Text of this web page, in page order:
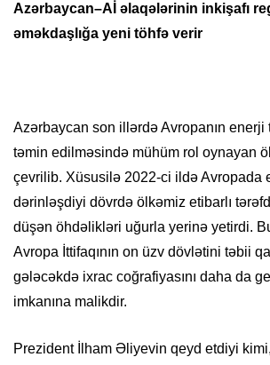
Azərbaycan–Aİ əlaqələrinin inkişafı
əməkdaşlığa yeni töhfə verir
Azərbaycan son illərdə Avropanın
təmin edilməsində mühüm rol oynayan
çevrilib. Xüsusilə 2022-ci ildə Avropada
dərinləşdiyi dövrdə ölkəmiz etibarlı
düşən öhdəlikləri uğurla yerinə yetirdi.
Avropa İttifaqının on üzv dövlətini təbii
gələcəkdə ixrac coğrafiyasını daha da
imkanına malikdir.
Prezident İlham Əliyevin qeyd etdiyi